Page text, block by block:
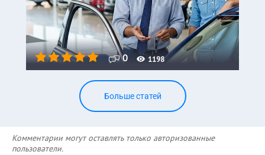
0 1198
Больше статей
Комментарии могут оставлять только авторизованные
пользователи.